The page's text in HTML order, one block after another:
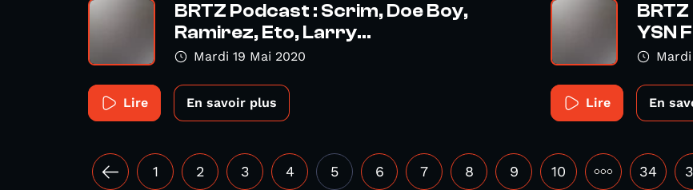
BRTZ Podcast : Scrim, Doe Boy,
Ramirez, Eto, Larry...
Mardi 19 Mai 2020
Lire En savoir plus
YSN
Lire En
1 2 3 4 5 6 7 8 9 10 ••• 34